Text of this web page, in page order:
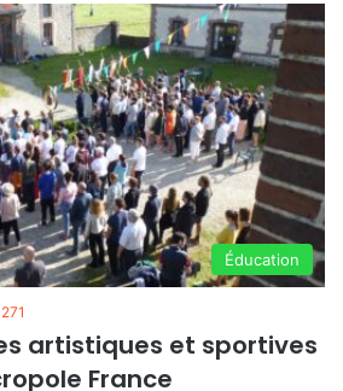
Éducation
artistiques et sportives
France